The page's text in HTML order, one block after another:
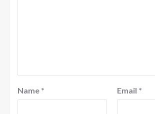
Name * Email *